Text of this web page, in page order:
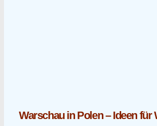
Warschau in Polen – Ideen